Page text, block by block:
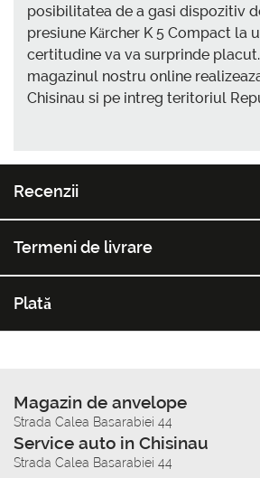
posibilitatea de a gasi dispozitiv
presiune Kärcher K 5 Compact la
certitudine va va surprinde
magazinul nostru online
Chisinau si pe intreg teritoriul
Recenzii
Termeni de livrare
Plată
Magazin de anvelope
Strada Calea Basarabiei 44
Service auto in Chisinau
Strada Calea Basarabiei 44